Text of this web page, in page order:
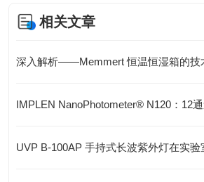
相关文章
深入解析——Memmert 恒温恒湿箱的技